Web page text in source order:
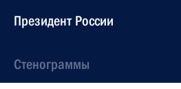
Президент России
Стенограммы